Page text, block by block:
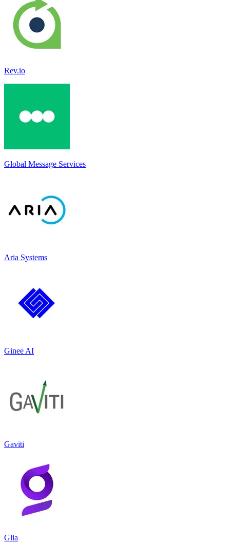
Rev.io
Global Message Services
Aria Systems
Ginee AI
Gaviti
Glia